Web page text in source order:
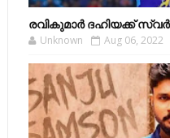
രവികുമാര്‍ ദഹിയക്ക്
Unknown Aug 06, 2022